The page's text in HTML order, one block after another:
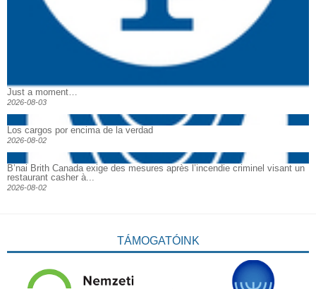
Just a moment…
2026-08-03
Los cargos por encima de la verdad
2026-08-02
B’nai Brith Canada exige des mesures après l’incendie criminel visant un
restaurant casher à...
2026-08-02
TÁMOGATÓINK